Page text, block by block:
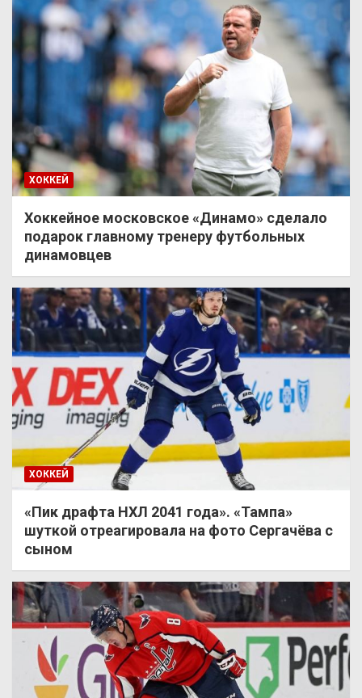
ХОККЕЙ
Хоккейное московское «Динамо» сделало
подарок главному тренеру футбольных
динамовцев
ХОККЕЙ
«Пик драфта НХЛ 2041 года». «Тампа»
шуткой отреагировала на фото Сергачёва с
сыном